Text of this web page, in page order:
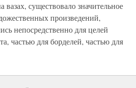
существовало значительное
произведений,
непосредственно для целей
частью для борделей, частью для